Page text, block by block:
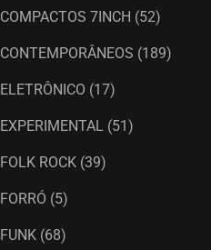
COMPACTOS 7INCH (52)
CONTEMPORÂNEOS (189)
ELETRÔNICO (17)
EXPERIMENTAL (51)
FOLK ROCK (39)
FORRÓ (5)
FUNK (68)